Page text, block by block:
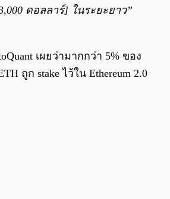
ดอลลาร์] ในระยะยาว”
เผยว่ามากกว่า 5% ของ
ถูก stake ไว้ใน Ethereum 2.0